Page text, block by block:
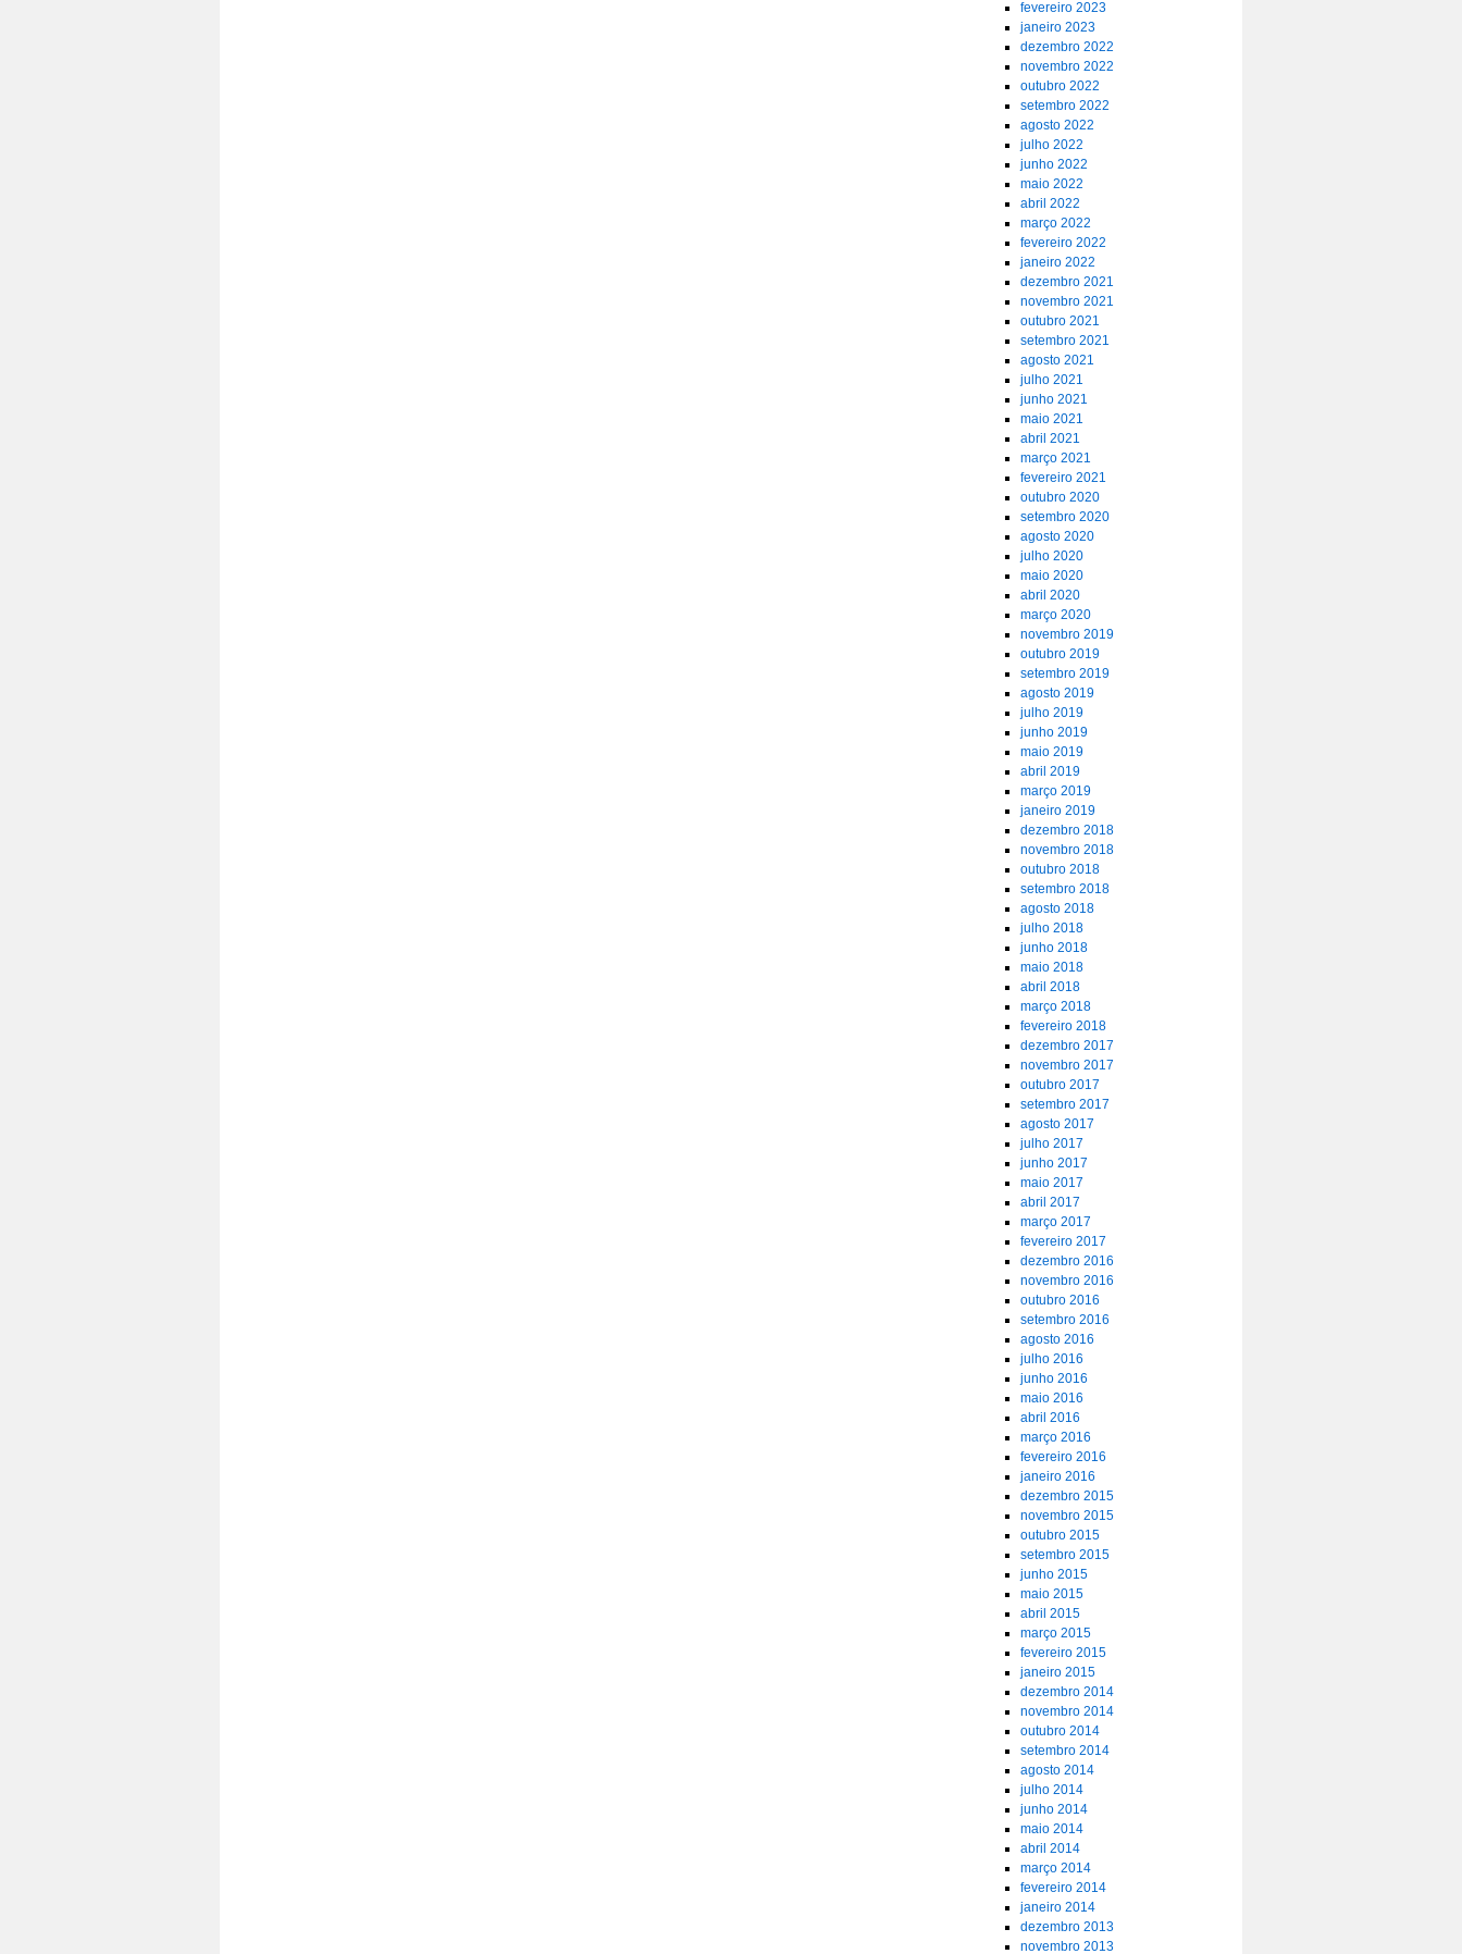
fevereiro 2023
janeiro 2023
dezembro 2022
novembro 2022
outubro 2022
setembro 2022
agosto 2022
julho 2022
junho 2022
maio 2022
abril 2022
março 2022
fevereiro 2022
janeiro 2022
dezembro 2021
novembro 2021
outubro 2021
setembro 2021
agosto 2021
julho 2021
junho 2021
maio 2021
abril 2021
março 2021
fevereiro 2021
outubro 2020
setembro 2020
agosto 2020
julho 2020
maio 2020
abril 2020
março 2020
novembro 2019
outubro 2019
setembro 2019
agosto 2019
julho 2019
junho 2019
maio 2019
abril 2019
março 2019
janeiro 2019
dezembro 2018
novembro 2018
outubro 2018
setembro 2018
agosto 2018
julho 2018
junho 2018
maio 2018
abril 2018
março 2018
fevereiro 2018
dezembro 2017
novembro 2017
outubro 2017
setembro 2017
agosto 2017
julho 2017
junho 2017
maio 2017
abril 2017
março 2017
fevereiro 2017
dezembro 2016
novembro 2016
outubro 2016
setembro 2016
agosto 2016
julho 2016
junho 2016
maio 2016
abril 2016
março 2016
fevereiro 2016
janeiro 2016
dezembro 2015
novembro 2015
outubro 2015
setembro 2015
junho 2015
maio 2015
abril 2015
março 2015
fevereiro 2015
janeiro 2015
dezembro 2014
novembro 2014
outubro 2014
setembro 2014
agosto 2014
julho 2014
junho 2014
maio 2014
abril 2014
março 2014
fevereiro 2014
janeiro 2014
dezembro 2013
novembro 2013